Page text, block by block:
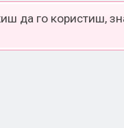
да го користиш,